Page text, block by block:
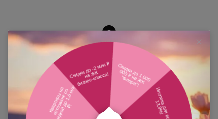
Похожие планировки